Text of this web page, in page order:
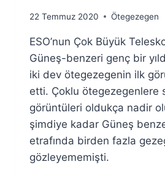
By
Fuat
Özyar
22 Temmuz 2020 Ötegezegen
ESO’nun Çok Büyük
Güneş-benzeri genç bir
iki dev ötegezegenin ilk
etti. Çoklu ötegezegenlere
görüntüleri oldukça nadir
şimdiye kadar Güneş
etrafında birden fazla
gözleyememişti.